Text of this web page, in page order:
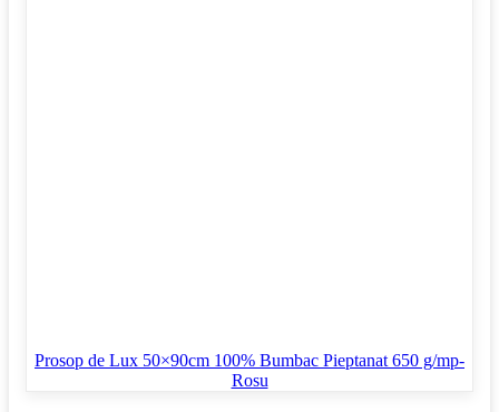
Prosop de Lux 50×90cm 100% Bumbac Pieptanat 650 g/mp-
Rosu